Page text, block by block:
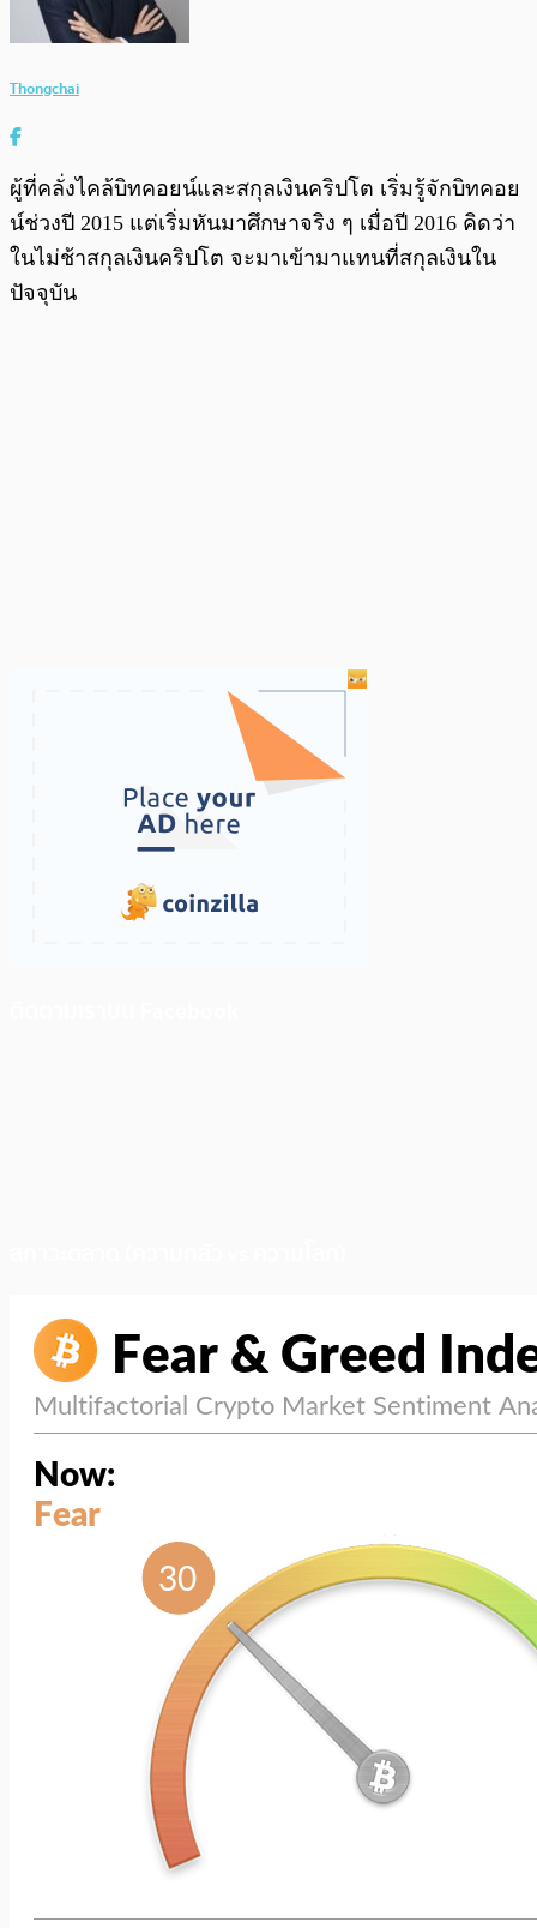
Thongchai
ผู้ที่คลั่งไคล้บิทคอยน์และสกุลเงินคริปโต เริ่มรู้จักบิทคอย
น์ช่วงปี 2015 แต่เริ่มหันมาศึกษาจริง ๆ เมื่อปี 2016 คิดว่า
ในไม่ช้าสกุลเงินคริปโต จะมาเข้ามาแทนที่สกุลเงินใน
ปัจจุบัน